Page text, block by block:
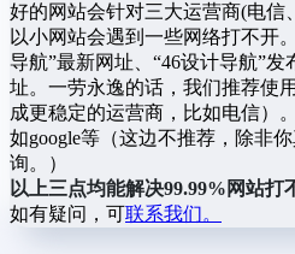
好的网站会针对三大运营商(电信
以小网站会遇到一些网络打不开
导航”最新网址、“46设计导航”发
址。一劳永逸的话，我们推荐使
成更稳定的运营商，比如电信）
如google等（这边不推荐，除非
询。）
以上三点均能解决99.99%网站打
如有疑问，可联系我们。